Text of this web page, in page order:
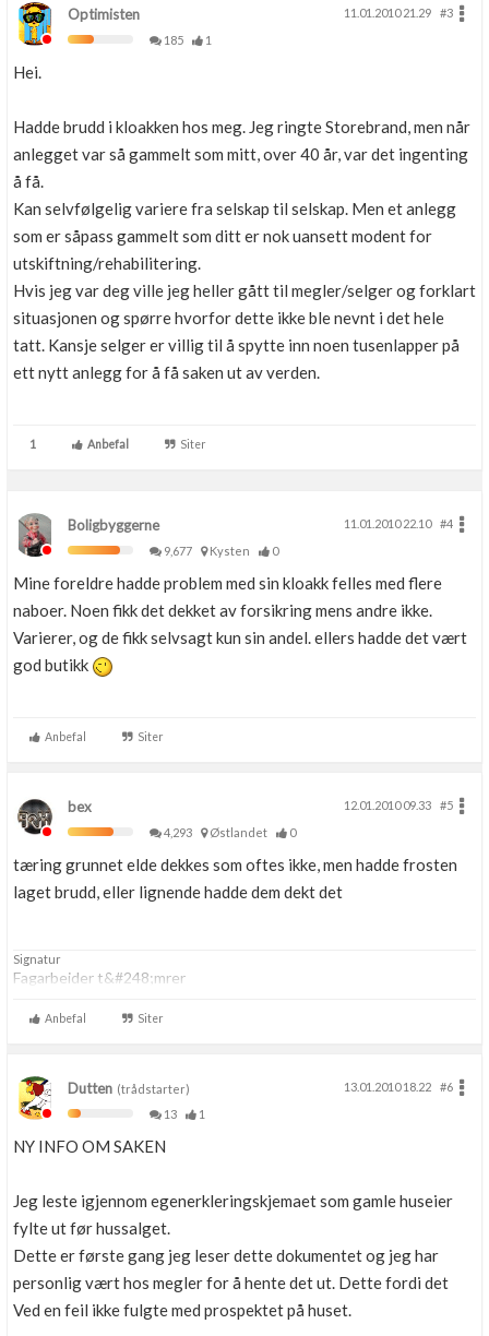
Optimisten 11.01.2010 21.29
#3
185
1
Hei.
Hadde brudd i kloakken hos meg. Jeg ringte Storebrand, men når
anlegget var så gammelt som mitt, over 40 år, var det ingenting
å få.
Kan selvfølgelig variere fra selskap til selskap. Men et anlegg
som er såpass gammelt som ditt er nok uansett modent for
utskiftning/rehabilitering.
Hvis jeg var deg ville jeg heller gått til megler/selger og forklart
situasjonen og spørre hvorfor dette ikke ble nevnt i det hele
tatt. Kansje selger er villig til å spytte inn noen tusenlapper på
ett nytt anlegg for å få saken ut av verden.
1 Anbefal Siter
Boligbyggerne 11.01.2010 22.10
#4
9,677
Kysten 0
Mine foreldre hadde problem med sin kloakk felles med flere
naboer. Noen fikk det dekket av forsikring mens andre ikke.
Varierer, og de fikk selvsagt kun sin andel. ellers hadde det vært
god butikk
Anbefal Siter
bex 12.01.2010 09.33
#5
4,293
Østlandet 0
tæring grunnet elde dekkes som oftes ikke, men hadde frosten
laget brudd, eller lignende hadde dem dekt det
Signatur
Fagarbeider t&#248;mrer
Anbefal Siter
Dutten (trådstarter) 13.01.2010 18.22
#6
13
1
NY INFO OM SAKEN
Jeg leste igjennom egenerkleringskjemaet som gamle huseier
fylte ut før hussalget.
Dette er første gang jeg leser dette dokumentet og jeg har
personlig vært hos megler for å hente det ut. Dette fordi det
Ved en feil ikke fulgte med prospektet på huset.